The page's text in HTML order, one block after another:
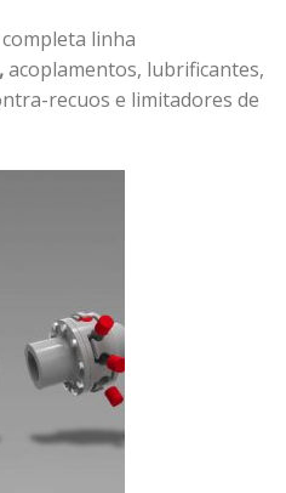
linha
acoplamentos, lubrificantes,
recuos e limitadores de